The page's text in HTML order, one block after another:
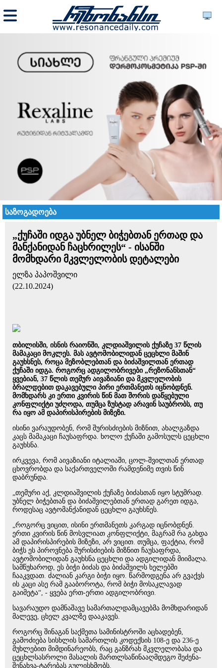
საზოგადოება
„ქუჩაში იდგა უბნელ ბიჭებთან ერთად და
მანქანიდან ჩაცხრილეს“ - ისანში
მომხდარი მკვლელობის დეტალები
ელზა პაპოშვილი
(22.10.2024)
თბილისში, ისნის რაიონში, კლდიაშვილის ქუჩაზე 37 წლის
მამაკაცი მოკლეს. მას ავტომობილიდან ცეცხლი მაშინ
გაუხსნეს, როცა მეზობლებთან და ბიძაშვილთან ერთად
ქუჩაში იდგა. როგორც ადგილობრივები „რეზონანსთან“
ყვებიან, 37 წლის თემურ აივაზიანი და მკვლელობის
ბრალდებით დაკავებული პირი ერთმანეთს იცნობდნენ.
მომხდარს კი ერთი კვირის წინ მათ შორის დაწყებული
კონფლიქტი უძღოდა, თუმცა ზუსტად არავინ საუბრობს, თუ
რა იყო ამ დაპირისპირების მიზეზი.
ისინი ვარაუდობენ, რომ შურისძიების მიზნით, ახალგაზდა
კაცს მამაკაცი ჩაუსაფრდა. ხოლო ქუჩაში გამოსულს ცეცხლი
გაუხსნა.
ირკვევა, რომ აივაზიანი იტალიაში, ცოლ-შვილთან ერთად
ცხოვრობდა და საქართველოში რამდენიმე თვის წინ
დაბრუნდა.
„თემური აქ, კლდიაშვილის ქუჩაზე ბიძასთან იყო სტუმრად.
უბნელ ბიჭებთან და ბიძაშვილებთან ერთად გარეთ იდგა,
როდესაც ავტომანქანიდან ცეცხლი გაუხსნეს.
„როგორც ვიცით, ისინი ერთმანეთს კარგად იცნობდნენ.
ერთი კვირის წინ მოსვლიათ კონფლიქტი, მაგრამ რა გახდა
ამ დაპირისპირების მიზეზი, არ ვიცით. თუმცა, ფაქტია, რომ
ბიჭს ეს პიროვნება შურისძიების მიზნით ჩაუსაფრდა,
ავტომობილიდან გაუხსნა ცეცხლი და ადგილიდან მიიმალა.
სამწუხაროდ, ეს ბიჭი ბიძას და ბიძაშვილს ხელებში
ჩააკვდათ. ძალიან კარგი ბიჭი იყო. წარმოდგენა არ გვაქვს
ის კაცი ასე რამ გააბოროტა, რომ ბიჭი მოსაკლავად
გაიმეტა“, - ყვება ერთ-ერთი ადგილობრივი.
სავარაუდო დამნაშავე სამართალდამცავებმა მომხდარიდან
მალევე, ცხელ კვალზე დააკავეს.
როგორც შინაგან საქმეთა სამინისტროში აცხადებენ,
გამოძიება სისხლის სამართლის კოდექსის 108-ე და 236-ე
მუხლებით მიმდინარეობს, რაც განზრახ მკვლელობასა და
ცეცხლსასროლი მასალის მართლსაწინააღმდეგო შეძენა-
შენახვა-ტარებას გულისხმობს.